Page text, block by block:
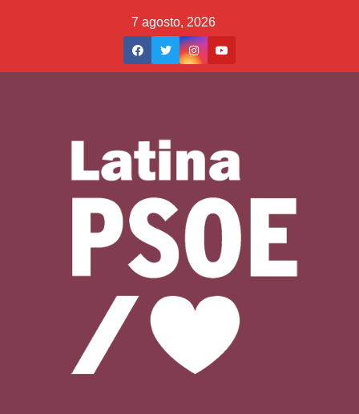
7 agosto, 2026